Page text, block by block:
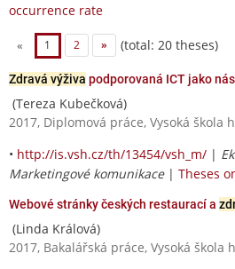
occurrence rate
« 1 2 » (total: 20 theses)
Zdravá výživa podporovaná ICT jako
(Tereza Kubečková)
2017, Diplomová práce, Vysoká škola
• http://is.vsh.cz/th/13454/vsh_m/ |
Marketingové komunikace| Theses
Webové stránky českých restaurací a
(Linda Králová)
2017, Bakalářská práce, Vysoká škola